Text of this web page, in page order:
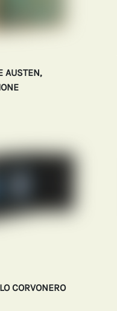
AUSTEN,
CORVONERO